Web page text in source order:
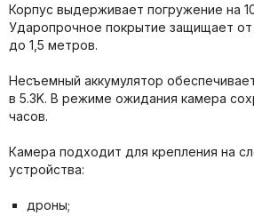
Корпус выдерживает погружение на
Ударопрочное покрытие защищает
до 1,5 метров.
Несъемный аккумулятор
в 5.3K. В режиме ожидания камера
часов.
Камера подходит для крепления на
устройства:
дроны;